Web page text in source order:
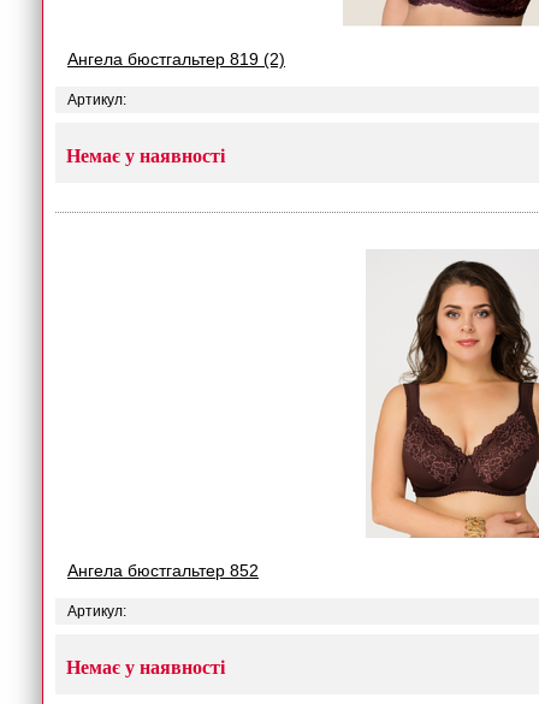
Ангела бюстгальтер 819 (2)
Артикул:
Немає у наявності
Ангела бюстгальтер 852
Артикул:
Немає у наявності